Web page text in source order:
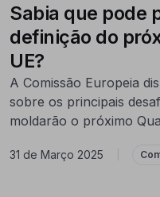
Sabia que pode
definição do
UE?
A Comissão Europeia
sobre os principais
moldarão o próximo
31 de Março 2025